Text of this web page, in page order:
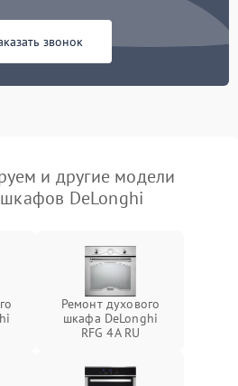
звонок
и другие модели
DeLonghi
Ремонт духового
шкафа DeLonghi
RFG 4A RU